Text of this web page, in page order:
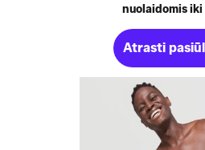
nuolaidomis iki
Atrasti